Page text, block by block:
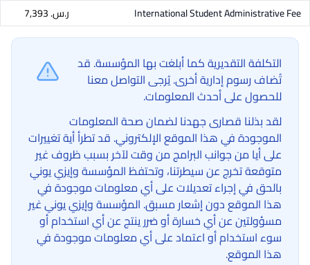
International Student Administrative Fee
ر.س.‏ 7,393
التكلفة التقديرية كما أبلغت بها المؤسسة. قد
تُضاف رسوم إدارية أخرى. يُرجى التواصل معنا
للحصول على أحدث المعلومات.
لقد بذلنا قصارى جهدنا لضمان صحة المعلومات
الموجودة في هذا الموقع الإلكتروني. قد تطرأ أية تغييرات
على أيا من جوانب البرامج من وقت لآخر بسبب ظروف غير
متوقعة تخرج عن سيطرتنا، وتحتفظ المؤسسة وإيزي يوني
بالحق في إجراء تعديلات على أي معلومات موجودة في
هذا الموقع دون إشعار مسبق. المؤسسة وإيزي يوني غير
مسؤولتين عن أي خسارة أو ضرر ينتج عن أي استخدام أو
سوء استخدام أو اعتماد على أي معلومات موجودة في
هذا الموقع.